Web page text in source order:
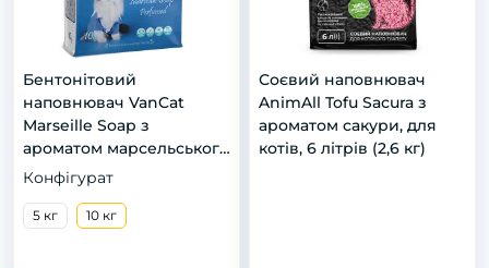
Бентонітовий
наповнювач VanCat
Marseille Soap з
ароматом марсельського
мила для котячого
Конфігурат
5 кг 10 кг
Соєвий наповнювач
AnimAll Tofu Saсura з
ароматом сакури, для
котів, 6 літрів (2,6 кг)